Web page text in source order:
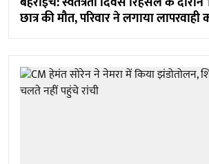
छात्र की मौत, परिवार ने लगाया